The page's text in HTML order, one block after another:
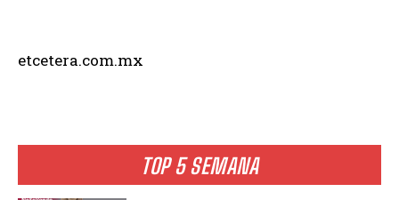
TOP 5 SEMANA
etcetera.com.mx